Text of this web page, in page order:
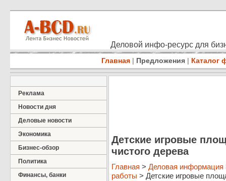
Деловой инфо-ресурс для
Главная | Предложения | Каталог
Реклама
Новости дня
Деловые новости
Экономика
Бизнес-обзор
Политика
Финансы, банки
Детские игровые
чистого дерева
Главная > Деловая информация
работы > Детские игровые